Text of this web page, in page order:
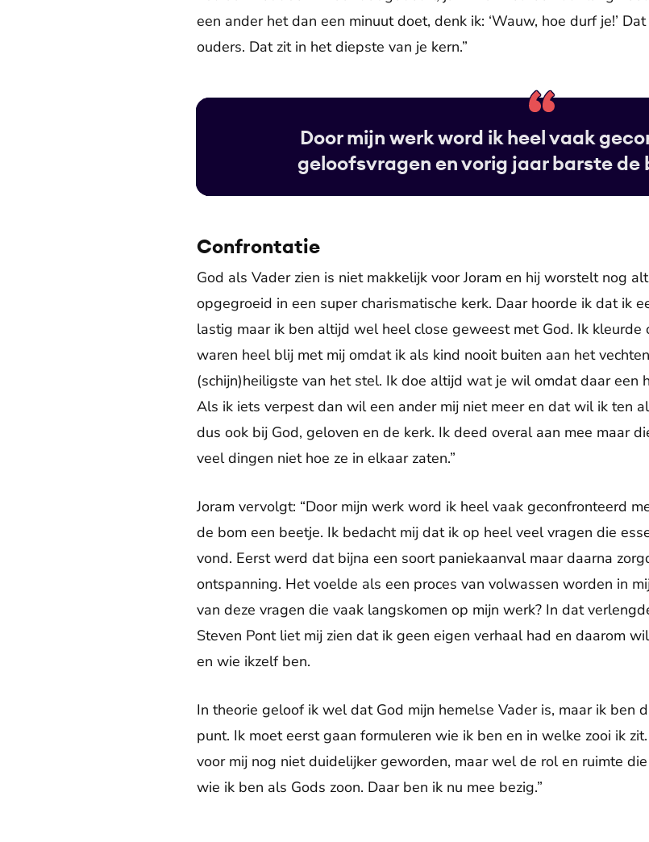
een ander het dan een minuut doet, denk ik: ‘Wauw, hoe durf je!’
ouders. Dat zit in het diepste van je kern.”
Door mijn werk word ik heel vaak
geloofsvragen en vorig jaar barste de
Confrontatie
God als Vader zien is niet makkelijk voor Joram en hij worstelt nog
opgegroeid in een super charismatische kerk. Daar hoorde ik dat ik
lastig maar ik ben altijd wel heel close geweest met God. Ik kleurde
waren heel blij met mij omdat ik als kind nooit buiten aan het
(schijn)heiligste van het stel. Ik doe altijd wat je wil omdat daar een
Als ik iets verpest dan wil een ander mij niet meer en dat wil ik ten
dus ook bij God, geloven en de kerk. Ik deed overal aan mee maar
veel dingen niet hoe ze in elkaar zaten.”
Joram vervolgt: “Door mijn werk word ik heel vaak geconfronteerd
de bom een beetje. Ik bedacht mij dat ik op heel veel vragen die
vond. Eerst werd dat bijna een soort paniekaanval maar daarna
ontspanning. Het voelde als een proces van volwassen worden in
van deze vragen die vaak langskomen op mijn werk? In dat
Steven Pont liet mij zien dat ik geen eigen verhaal had en daarom
en wie ikzelf ben.
In theorie geloof ik wel dat God mijn hemelse Vader is, maar ik ben
punt. Ik moet eerst gaan formuleren wie ik ben en in welke zooi ik
voor mij nog niet duidelijker geworden, maar wel de rol en ruimte
wie ik ben als Gods zoon. Daar ben ik nu mee bezig.”